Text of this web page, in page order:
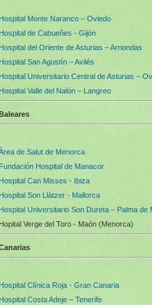
Hospital Monte Naranco – Oviedo
Hospital de Cabueñes - Gijón
Hospital del Oriente de Asturias – Arriondas
Hospital San Agustín – Avilés
Universitario Central de Asturias –
Valle del Nalón – Langreo
de Salut de Menorca
Hospital de Manacor
Can Misses - Ibiza
Hospital Son Llátzer - Mallorca
Hospital Universitario Son Dureta – Palma de
Hopital Verge del Toro - Maón (Menorca)
Hospital Clínica Roja - Gran Canaria
Hospital Costa Adeje – Tenerife